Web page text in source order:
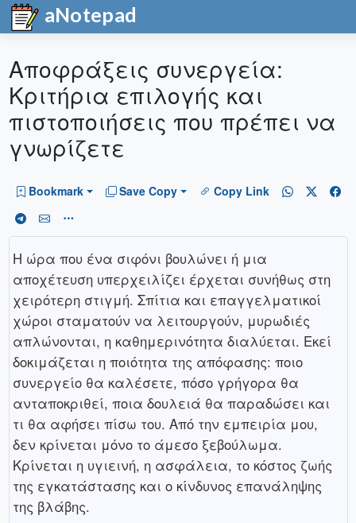
aNotepad
Αποφράξεις συνεργεία:
Κριτήρια επιλογής και
πιστοποιήσεις που πρέπει να
γνωρίζετε
Bookmark Save Copy Copy Link
Η ώρα που ένα σιφόνι βουλώνει ή μια
αποχέτευση υπερχειλίζει έρχεται συνήθως στη
χειρότερη στιγμή. Σπίτια και επαγγελματικοί
χώροι σταματούν να λειτουργούν, μυρωδιές
απλώνονται, η καθημερινότητα διαλύεται. Εκεί
δοκιμάζεται η ποιότητα της απόφασης: ποιο
συνεργείο θα καλέσετε, πόσο γρήγορα θα
ανταποκριθεί, ποια δουλειά θα παραδώσει και
τι θα αφήσει πίσω του. Από την εμπειρία μου,
δεν κρίνεται μόνο το άμεσο ξεβούλωμα.
Κρίνεται η υγιεινή, η ασφάλεια, το κόστος ζωής
της εγκατάστασης και ο κίνδυνος επανάληψης
της βλάβης.